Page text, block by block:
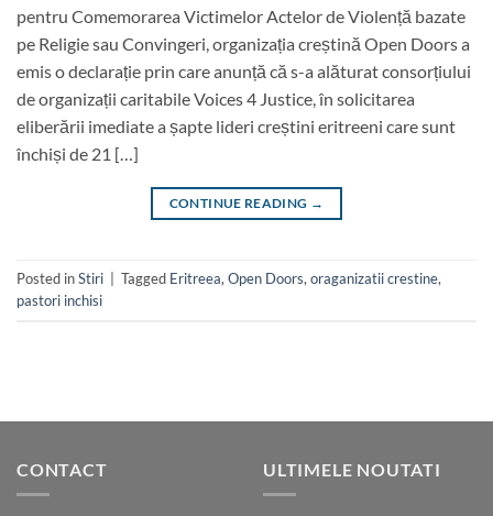
pentru Comemorarea Victimelor Actelor de Violență bazate
pe Religie sau Convingeri, organizația creștină Open Doors a
emis o declarație prin care anunță că s-a alăturat consorțiului
de organizații caritabile Voices 4 Justice, în solicitarea
eliberării imediate a șapte lideri creștini eritreeni care sunt
închiși de 21 […]
CONTINUE READING →
Posted inStiri Tagged Eritreea, Open Doors, oraganizatii crestine,
pastori inchisi
CONTACT ULTIMELE NOUTATI